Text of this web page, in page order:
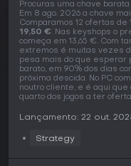
Procuras uma chave barata
Em 8 ago. 2026 a chave
Comparamos 12 ofertas de
19,50 €. Nas keyshops o
começa em 13,65 €. Com
extremos é muitas vezes
pesa mais do que esperar
barato, em 90% dos dias
próxima descida. No PC
noutro cliente, e é aqui que
quarto dos jogos a ter
Lançamento: 22 out.
Strategy